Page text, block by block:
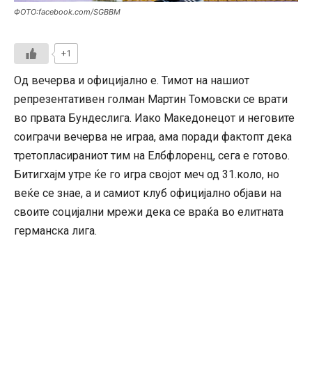
ФОТО:facebook.com/SGBBM
+1
Од вечерва и официјално е. Тимот на нашиот
репрезентативен голман Мартин Томовски се врати
во првата Бундеслига. Иако Македонецот и неговите
соиграчи вечерва не играа, ама поради фактопт дека
третопласираниот тим на Елбфлоренц, сега е готово.
Битигхајм утре ќе го игра својот меч од 31.коло, но
веќе се знае, а и самиот клуб официјално објави на
своите социјални мрежи дека се враќа во елитната
германска лига.